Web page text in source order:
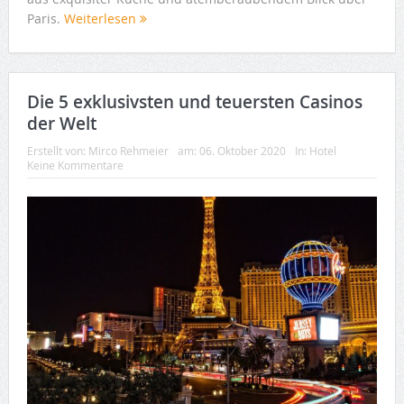
Paris. Weiterlesen
Die 5 exklusivsten und teuersten Casinos
der Welt
Erstellt von: Mirco Rehmeier am: 06. Oktober 2020 In: Hotel
Keine Kommentare